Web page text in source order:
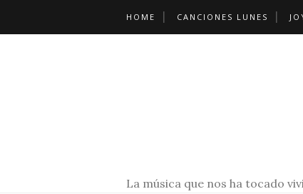
HOME CANCIONES LUNES
La música que nos ha tocado